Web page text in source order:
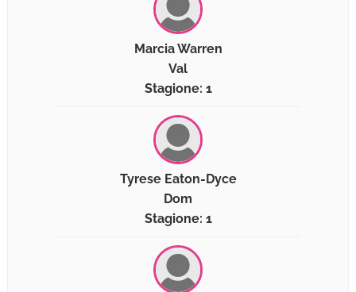
Marcia Warren
Val
Stagione: 1
Tyrese Eaton-Dyce
Dom
Stagione: 1